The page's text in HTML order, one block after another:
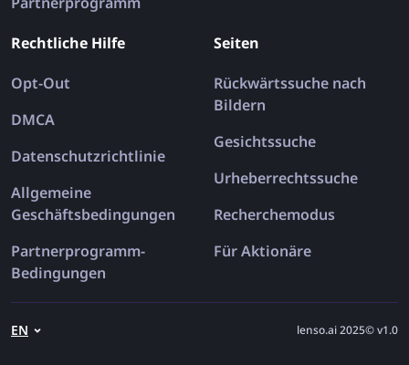
Rechtliche Hilfe
Opt-Out
DMCA
Datenschutzrichtlinie
Allgemeine
Geschäftsbedingungen
Partnerprogramm-
Bedingungen
Seiten
Rückwärtssuche nach
Bildern
Gesichtssuche
Urheberrechtssuche
Recherchemodus
Für Aktionäre
EN lenso.ai 2025© v1.0